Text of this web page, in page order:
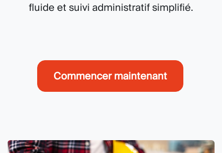
fluide et suivi administratif simplifié.
Commencer maintenant